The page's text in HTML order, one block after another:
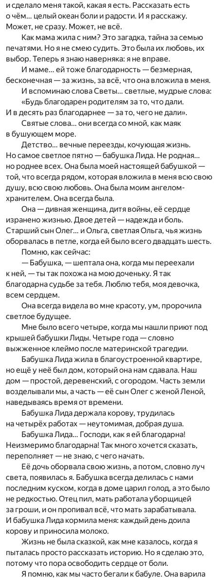
и сделало меня такой, какая я есть. Рассказать есть
о чём… целый океан боли и радости. И я расскажу.
Может, не сразу. Может, не всё.
Как мама жила с ним? Это загадка, тайна за семью
печатями. Но я не смею судить. Это была их любовь, их
выбор. Теперь я знаю наверняка: я не вправе.
И маме… ей тоже благодарность — безмерная,
бесконечная — за жизнь, за всё, что она вложила в меня.
И вспоминаю слова Светы… светлые, мудрые слова:
«Будь благодарен родителям за то, что дали.
И в десять раз благодарнее — за то, чего не дали».
Святые слова… они всегда со мной, как маяк
в бушующем море.
Детство… вечные переезды, кочующая жизнь.
Но самое светлое пятно — бабушка Лида. Не родная…
но роднее всех. Она была моей настоящей бабушкой —
той, что всегда рядом, которая вложила в меня всю свою
душу, всю свою любовь. Она была моим ангелом-
хранителем. Она всегда была.
Она — дивная женщина, дитя войны, её сердце
изранено жизнью. Двое детей — надежда и боль.
Старший сын Олег… и Ольга, светлая Ольга, чья жизнь
оборвалась в петле, когда ей было всего двадцать шесть.
Помню, как сейчас:
— Бабушка, — шептала она, когда мы переехали
к ней, — ты так похожа на мою доченьку. Я так
благодарна судьбе за тебя. Люблю тебя, моя девочка,
всем сердцем.
Она всегда видела во мне красоту, ум, пророчила
светлое будущее.
Мне было всего четыре, когда мы нашли приют под
крышей бабушки Лиды. Четыре года — словно
выжженное клеймо после материнской трагедии.
Бабушка Лида жила в благоустроенной квартире,
но ещё у неё был дом, который она нам сдавала. Наш
дом — простой, деревенский, с огородом. Часть земли
возделывали мы, а часть — её сын Олег с женой Леной,
наведываясь время от времени.
Бабушка Лида держала корову, трудилась
на четырёх работах — неутомимая, добрая душа.
Бабушка Лида… Господи, как я ей благодарна!
Неизмеримо благодарна! Так много хочется сказать,
переполняет — не знаю, с чего начать.
Её дочь оборвала свою жизнь, а потом, словно луч
света, появилась я. Бабушка всегда делилась с нами
последним куском, когда в доме царил голод, а это было
не редкостью. Отец пил, мать работала уборщицей
за гроши, и он пропивал всё, что мать зарабатывала.
И бабушка Лида кормила меня: каждый день доила
корову и приносила молоко.
Жизнь не была сказкой, как мне казалось, когда я
пыталась просто рассказать историю. Но я сделаю это,
потому что пора освободить сердце от боли.
Я помню, как мы часто бегали к бабуле. Она варила